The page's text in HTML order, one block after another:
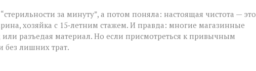
за минуту”, а потом поняла: настоящая чистота — это
хозяйка с 15‑летним стажем. И правда: многие магазинные
или разъедая материал. Но если присмотреться к привычным
без лишних трат.